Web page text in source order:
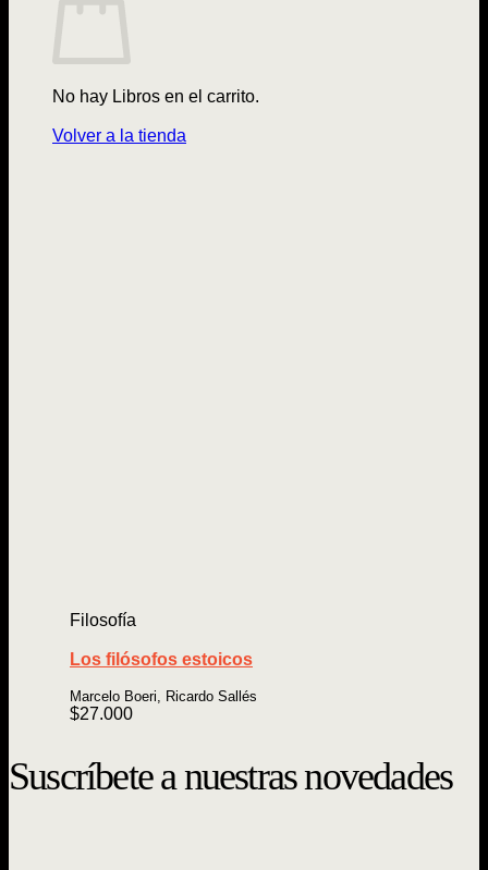
No hay Libros en el carrito.
Volver a la tienda
Filosofía
Los filósofos estoicos
Marcelo Boeri, Ricardo Sallés
$27.000
Suscríbete a nuestras novedades